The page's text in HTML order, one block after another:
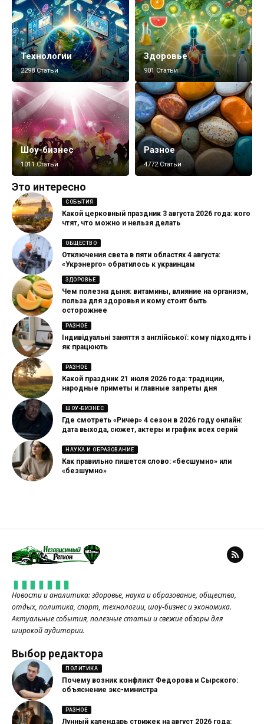
Технологии
2298 Статьи
Здоровье
901 Статьи
Шоу-бизнес
1011 Статьи
Разное
4772 Статьи
Это интересно
СОБЫТИЯ
Какой церковный праздник 3 августа 2026 года: кого
чтят, что можно и нельзя делать
ОБЩЕСТВО
Отключения света в пяти областях 4 августа:
«Укрэнерго» обратилось к украинцам
ЗДОРОВЬЕ
Чем полезна дыня: витамины, влияние на организм,
польза для здоровья и кому стоит быть
осторожнее
РАЗНОЕ
Індивідуальні заняття з англійської: кому підходять і
як працюють
РАЗНОЕ
Какой праздник 21 июля 2026 года: традиции,
народные приметы и главные запреты дня
ШОУ-БИЗНЕС
Где смотреть «Ричер» 4 сезон в 2026 году онлайн:
дата выхода, сюжет, актеры и график всех серий
НАУКА И ОБРАЗОВАНИЕ
Как правильно пишется слово: «бесшумно» или
«безшумно»
Новости и аналитика: здоровье, наука и образование, общество,
отдых, политика, спорт, технологии, шоу-бизнес и экономика.
Актуальные события, полезные статьи и свежие обзоры для
широкой аудитории.
Выбор редактора
ПОЛИТИКА
Почему возник конфликт Федорова и Сырского:
объяснение экс-министра
РАЗНОЕ
Лунный календарь стрижек на август 2026 года: